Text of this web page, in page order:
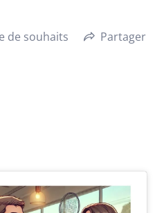
de souhaits Partager